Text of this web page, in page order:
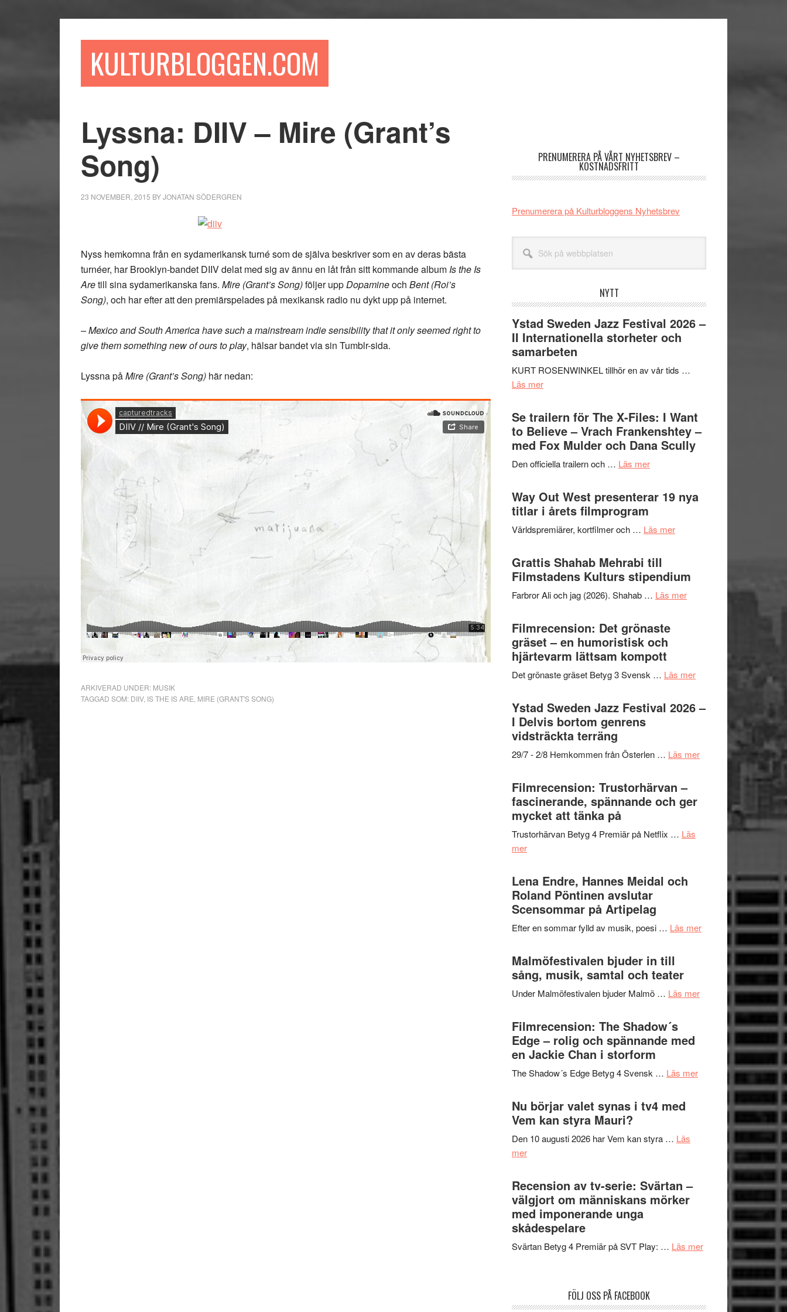
KULTURBLOGGEN.COM
Lyssna: DIIV – Mire (Grant’s
Song)
23 NOVEMBER, 2015 BYJONATAN SÖDERGREN
Nyss hemkomna från en sydamerikansk turné som de själva beskriver som en av deras bästa
turnéer, har Brooklyn-bandet DIIV delat med sig av ännu en låt från sitt kommande album Is the Is
Aretill sina sydamerikanska fans. Mire (Grant’s Song)följer uppDopamineoch Bent (Roi’s
Song), och har efter att den premiärspelades på mexikansk radio nu dykt upp på internet.
– Mexico and South America have such a mainstream indie sensibility that it only seemed right to
give them something new of ours to play, hälsar bandet via sin Tumblr-sida.
Lyssna påMire (Grant’s Song) här nedan:
ARKIVERAD UNDER: MUSIK
TAGGAD SOM: DIIV, IS THE IS ARE MIRE (GRANT'S SONG)
PRENUMERERA PÅ VÅRT NYHETSBREV –
KOSTNADSFRITT
Prenumerera på Kulturbloggens Nyhetsbrev
webbplatsen
NYTT
Ystad Sweden Jazz Festival 2026 –
II Internationella storheter och
samarbeten
KURT ROSENWINKEL tillhör en av vår tids …
Läs merom
Sweden
Jazz
Festival
2026
–
Internationella
storheter
och
samarbeten
Se trailern för The X-Files: I Want
to Believe – Vrach Frankenshtey –
med Fox Mulder och Dana Scully
Den officiella trailern och … Läs merom
trailern
för
X-
I
Want
to
Believe
Vrach
Frankenshtey
–
med
Mulder
och
Way Out West presenterar 19 nya
titlar i årets filmprogram
Världspremiärer, kortfilmer och … Läs merom
presenterar
19
Grattis Shahab Mehrabi till
Filmstadens Kulturs stipendium
Farbror Ali och jag (2026). Shahab … Läs merom
Kulturs
Filmrecension: Det grönaste
gräset – en humoristisk och
hjärtevarm lättsam kompott
Det grönaste gräset Betyg 3 Svensk … Läs merom
en
hjärtevarm
Ystad Sweden Jazz Festival 2026 –
I Delvis bortom genrens
vidsträckta terräng
29/7 - 2/8 Hemkommen från Österlen … Läs merom
Festival
genrens
vidsträckta
Filmrecension: Trustorhärvan –
fascinerande, spännande och ger
mycket att tänka på
Trustorhärvan Betyg 4 Premiär på Netflix … Läs
merom
Trustorhärvan
–
fascinerande,
spännande
och
mycket
att
tänka
Lena Endre, Hannes Meidal och
Roland Pöntinen avslutar
Scensommar på Artipelag
Efter en sommar fylld av musik, poesi … Läs merom
Hannes
Roland
Pöntinen
Scensommar
Artipelag
Malmöfestivalen bjuder in till
sång, musik, samtal och teater
Under Malmöfestivalen bjuder Malmö … Läs merom
Malmöfestivalen
Filmrecension: The Shadow´s
Edge – rolig och spännande med
en Jackie Chan i storform
The Shadow´s Edge Betyg 4 Svensk … Läs merom
Filmrecension:
Shadow
spännande
Chan
storform
Nu börjar valet synas i tv4 med
Vem kan styra Mauri?
Den 10 augusti 2026 har Vem kan styra … Läs
merom
valet
synas
i
tv4
med
Mauri?
Recension av tv-serie: Svärtan –
välgjort om människans mörker
med imponerande unga
skådespelare
Svärtan Betyg 4 Premiär på SVT Play: … Läs merom
Recension
FÖLJ OSS PÅ FACEBOOK